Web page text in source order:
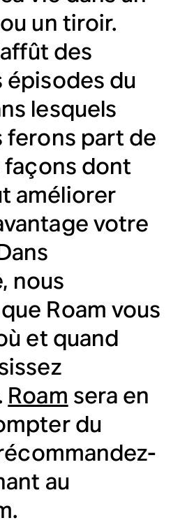
un tiroir.
des
épisodes du
lesquels
ferons part de
dont
améliorer
votre
nous
Roam vous
et quand
Roam sera en
du
au